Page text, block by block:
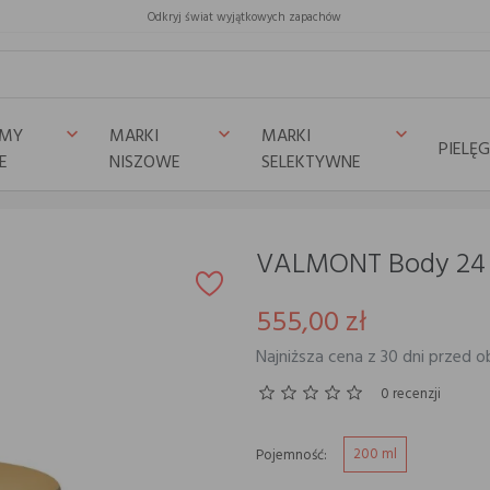
Odkryj świat wyjątkowych zapachów
keyboard_arrow_down
MARKI
NISZOWE
keyboard_arrow_down
MARKI
SELEKTYWNE
keyboard_arrow_down
VALMONT Body
555,00 zł
Najniższa cena z 30 dni przed
0 recenzji
Pojemność: 200 ml